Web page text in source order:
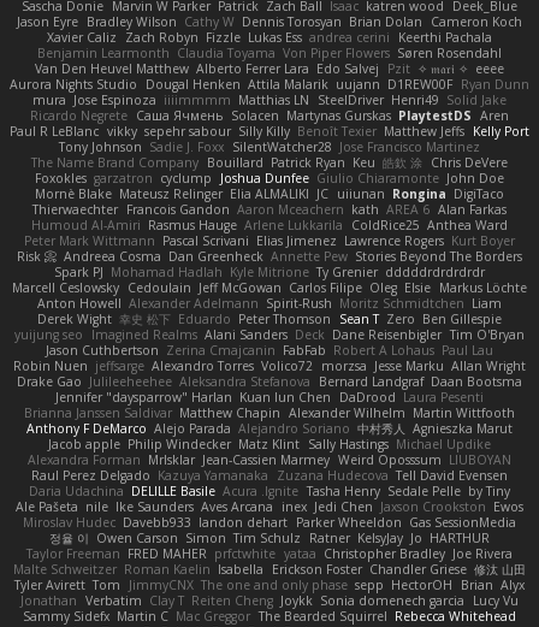
Sascha Donie Marvin W Parker Patrick Zach Ball Isaac katren wood
Deek_Blue
Jason Eyre Bradley Wilson Cathy W Dennis Torosyan Brian Dolan
Cameron Koch
Xavier Caliz
Zach Robyn Fizzle Lukas Ess andrea cerini
Keerthi Pachala
Benjamin Learmonth Claudia Toyama Von Piper Flowers Søren Rosendahl
Van Den Heuvel Matthew Alberto Ferrer Lara Edo Salvej Pzit ✧ 𝔪𝔞𝔯𝔦 ✧ eeee
Aurora Nights Studio
Dougal Henken Attila Malarik uujann D1REW00F Ryan Dunn
mura Jose Espinoza iiiimmmm Matthias LN SteelDriver Henri49 Solid Jake
Ricardo Negrete Саша Ячмень Solacen Martynas Gurskas PlaytestDS Aren
Paul R LeBlanc vikky sepehr sabour Silly Killy Benoît Texier Matthew Jeffs Kelly Port
Tony Johnson Sadie J. Foxx SilentWatcher28 Jose Francisco Martinez
The Name Brand Company Bouillard Patrick Ryan Keu 皓欽 涂 Chris DeVere
Foxokles garzatron cyclump Joshua Dunfee Giulio Chiaramonte John Doe
Mornè Blake Mateusz Relinger Elia ALMALIKI JC uiiunan Rongina DigiTaco
Thierwaechter Francois Gandon Aaron Mceachern kath AREA 6 Alan Farkas
Humoud Al-Amiri Rasmus Hauge Arlene Lukkarila ColdRice25 Anthea Ward
Peter Mark Wittmann Pascal Scrivani Elias Jimenez Lawrence Rogers Kurt Boyer
Risk 📀 Andreea Cosma Dan Greenheck Annette Pew Stories Beyond The Borders
Spark PJ Mohamad Hadlah Kyle Mitrione Ty Grenier dddddrdrdrdrdr
Marcell Ceslowsky Cedoulain Jeff McGowan Carlos Filipe Oleg Elsie Markus Löchte
Anton Howell Alexander Adelmann Spirit-Rush Moritz Schmidtchen Liam
Derek Wight 幸史 松下 Eduardo Peter Thomson Sean T Zero Ben Gillespie
yuijung seo
Imagined Realms Alani Sanders Deck Dane Reisenbigler Tim O'Bryan
Jason Cuthbertson Zerina Cmajcanin FabFab Robert A Lohaus Paul Lau
Robin Nuen jeffsarge Alexandro Torres Volico72 morzsa Jesse Marku Allan Wright
Drake Gao Julileeheehee Aleksandra Stefanova Bernard Landgraf Daan Bootsma
Jennifer "daysparrow" Harlan Kuan lun Chen DaDrood Laura Pesenti
Brianna Janssen Saldivar Matthew Chapin Alexander Wilhelm Martin Wittfooth
Anthony F DeMarco Alejo Parada Alejandro Soriano 中村秀人
Agnieszka Marut
Jacob apple Philip Windecker Matz Klint Sally Hastings Michael Updike
Alexandra Forman MrIsklar Jean-Cassien Marmey Weird Oposssum LIUBOYAN
Raul Perez Delgado Kazuya Yamanaka Zuzana Hudecova Tell David Evensen
Daria Udachina DELILLE Basile Acura .Ignite Tasha Henry Sedale Pelle by Tiny
Ale Pašeta nile Ike Saunders Aves Arcana inex Jedi Chen Jaxson Crookston Ewos
Miroslav Hudec Davebb933 landon dehart Parker Wheeldon Gas SessionMedia
정율 이 Owen Carson Simon Tim Schulz Ratner KelsyJay Jo HARTHUR
Taylor Freeman FRED MAHER prfctwhite yataa Christopher Bradley Joe Rivera
Malte Schweitzer Roman Kaelin Isabella Erickson Foster Chandler Griese 修汰 山田
Tyler Avirett Tom JimmyCNX The one and only phase sepp HectorOH Brian Alyx
Jonathan Verbatim Clay T Reiten Cheng Joykk Sonia domenech garcia
Lucy Vu
Sammy Sidefx Martin C Mac Greggor The Bearded Squirrel Rebecca Whitehead